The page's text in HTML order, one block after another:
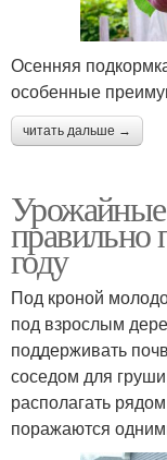
Осенняя
особенные
читать дальше →
правильно
году
Под кроной
под взрослым
поддерживать
соседом для
располагать
поражаются